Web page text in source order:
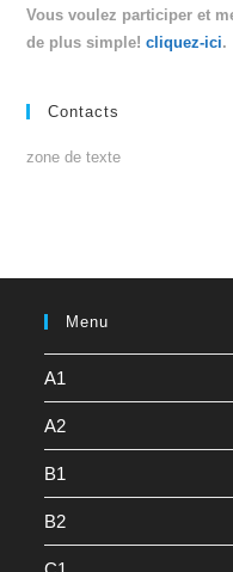
Vous voulez participer et
de plus simple!cliquez-ici.
Contacts
zone de texte
Menu
A1
A2
B1
B2